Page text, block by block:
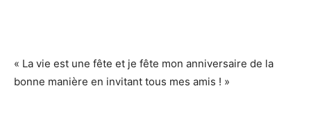
« La vie est une fête et je fête mon anniversaire de la
bonne manière en invitant tous mes amis ! »